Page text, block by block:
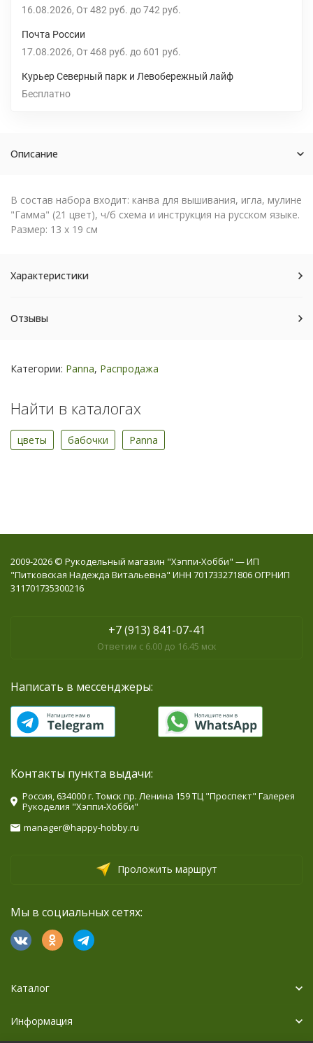
16.08.2026 От 482 руб. до 742 руб.
Почта России
17.08.2026 От 468 руб. до 601 руб.
Курьер Северный парк и Левобережный лайф
Бесплатно
Описание
В состав набора входит: канва для вышивания, игла, мулине
"Гамма" (21 цвет), ч/б схема и инструкция на русском языке.
Размер: 13 х 19 см
Характеристики
Отзывы
Категории: Panna, Распродажа
Найти в каталогах
цветы бабочки Panna
2009-2026 © Рукодельный магазин "Хэппи-Хобби" — ИП
"Питковская Надежда Витальевна" ИНН 701733271806 ОГРНИП
311701735300216
+7 (913) 841-07-41
Ответим с 6.00 до 16.45 мск
Написать в мессенджеры:
Контакты пункта выдачи:
Россия, 634000 г. Томск пр. Ленина 159 ТЦ "Проспект" Галерея
Рукоделия "Хэппи-Хобби"
manager@happy-hobby.ru
Проложить маршрут
Мы в социальных сетях:
Каталог
Информация